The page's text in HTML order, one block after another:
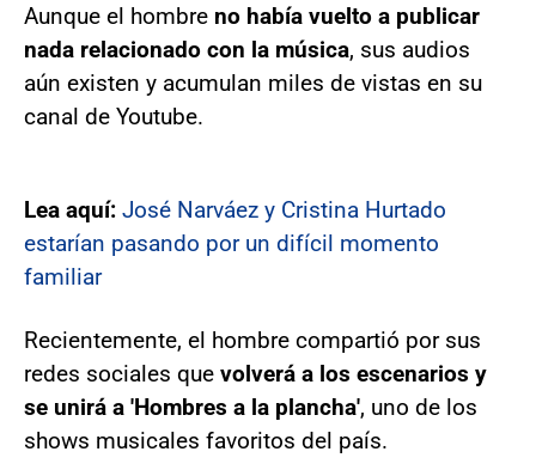
Aunque el hombre no había vuelto a publicar
nada relacionado con la música, sus audios
aún existen y acumulan miles de vistas en su
canal de Youtube.
Lea aquí: José Narváez y Cristina Hurtado
estarían pasando por un difícil momento
familiar
Recientemente, el hombre compartió por sus
redes sociales que volverá a los escenarios y
se unirá a 'Hombres a la plancha', uno de los
shows musicales favoritos del país.